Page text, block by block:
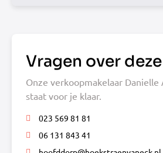
Vragen over
Onze verkoopmakelaar Danielle
staat voor je klaar.
023 569 81 81
06 131 843 41